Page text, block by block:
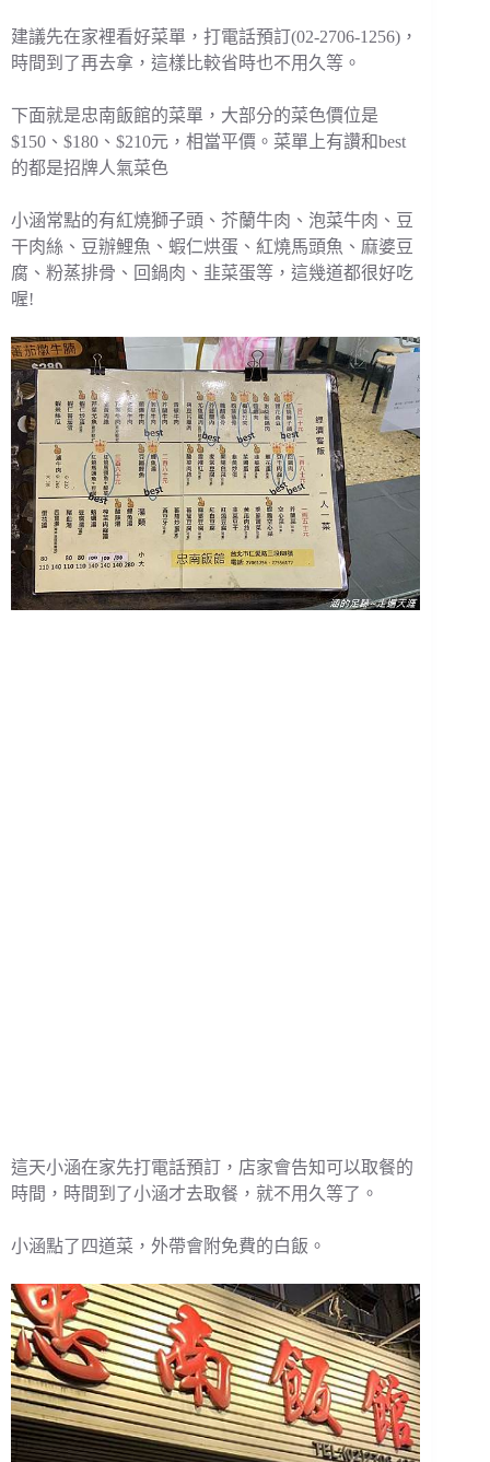
建議先在家裡看好菜單，打電話預訂(02-2706-1256)，
時間到了再去拿，這樣比較省時也不用久等。
下面就是忠南飯館的菜單，大部分的菜色價位是
$150、$180、$210元，相當平價。菜單上有讚和best
的都是招牌人氣菜色
小涵常點的有紅燒獅子頭、芥蘭牛肉、泡菜牛肉、豆
干肉絲、豆辦鯉魚、蝦仁烘蛋、紅燒馬頭魚、麻婆豆
腐、粉蒸排骨、回鍋肉、韭菜蛋等，這幾道都很好吃
喔!
這天小涵在家先打電話預訂，店家會告知可以取餐的
時間，時間到了小涵才去取餐，就不用久等了。
小涵點了四道菜，外帶會附免費的白飯。